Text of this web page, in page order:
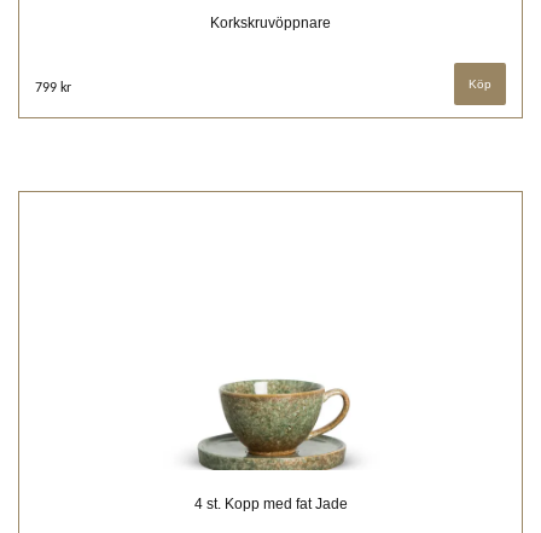
Korkskruvöppnare
799 kr
4 st. Kopp med fat Jade